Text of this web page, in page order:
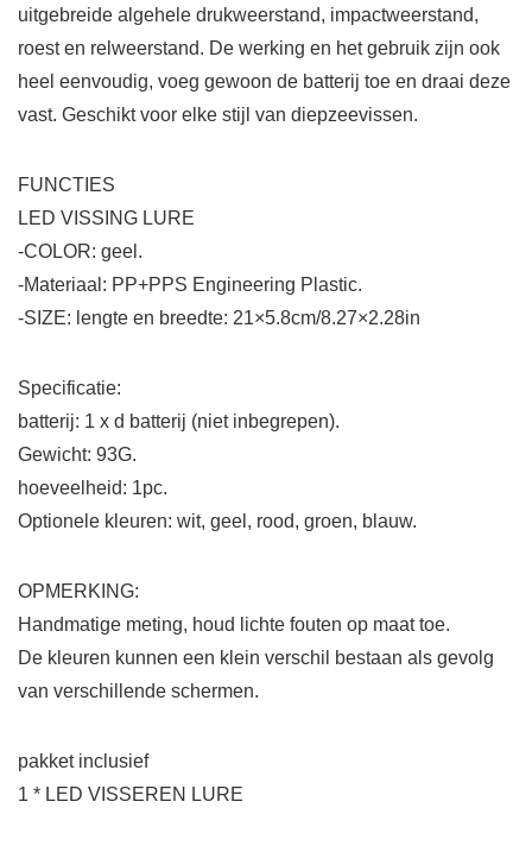
uitgebreide algehele drukweerstand, impactweerstand,
roest en relweerstand. De werking en het gebruik zijn ook
heel eenvoudig, voeg gewoon de batterij toe en draai deze
vast. Geschikt voor elke stijl van diepzeevissen.
FUNCTIES
LED VISSING LURE
-COLOR: geel.
-Materiaal: PP+PPS Engineering Plastic.
-SIZE: lengte en breedte: 21×5.8cm/8.27×2.28in
Specificatie:
batterij: 1 x d batterij (niet inbegrepen).
Gewicht: 93G.
hoeveelheid: 1pc.
Optionele kleuren: wit, geel, rood, groen, blauw.
OPMERKING:
Handmatige meting, houd lichte fouten op maat toe.
De kleuren kunnen een klein verschil bestaan ​​als gevolg
van verschillende schermen.
pakket inclusief
1 * LED VISSEREN LURE